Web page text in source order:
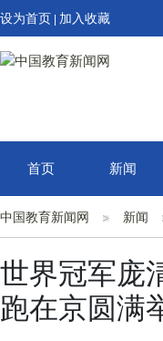
设为首页 加入收藏
首页 新闻
中国教育新闻网 新闻
世界冠军庞
跑在京圆满